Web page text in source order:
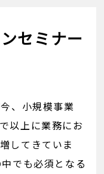
セミナー
、小規模事業
以上に業務にお
してきていま
でも必須となる